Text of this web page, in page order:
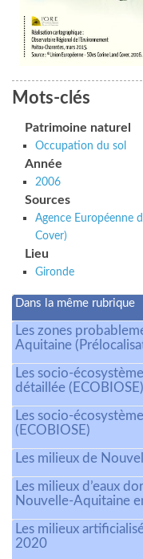
Mots-clés
Patrimoine naturel
Occupation du sol
Année
2006
Sources
Agence Européenne
Cover)
Lieu
Gironde
Dans la même rubrique
Les zones
Aquitaine
Les socio-
détaillée (ECOBIOSE)
Les socio-
(ECOBIOSE)
Les milieux de
Les milieux d’eaux
Nouvelle-Aquitaine
Les milieux
2020